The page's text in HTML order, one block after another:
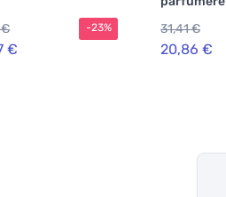
€
€
-23%
31,41 €
20,86 €